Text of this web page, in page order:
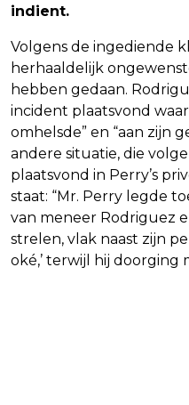
indient.
Volgens de ingediende
herhaaldelijk
hebben gedaan.
incident plaatsvond
omhelsde” en “aan zijn
andere situatie, die
plaatsvond in Perry’s
staat: “Mr. Perry legde
van meneer Rodriguez
strelen, vlak naast zijn
oké,’ terwijl hij doorging